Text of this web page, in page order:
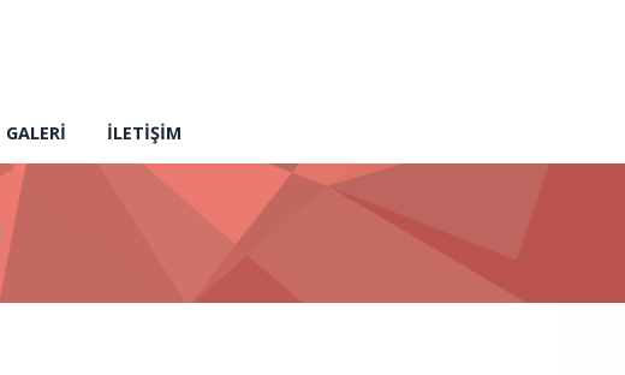
GALERI İLETIŞIM